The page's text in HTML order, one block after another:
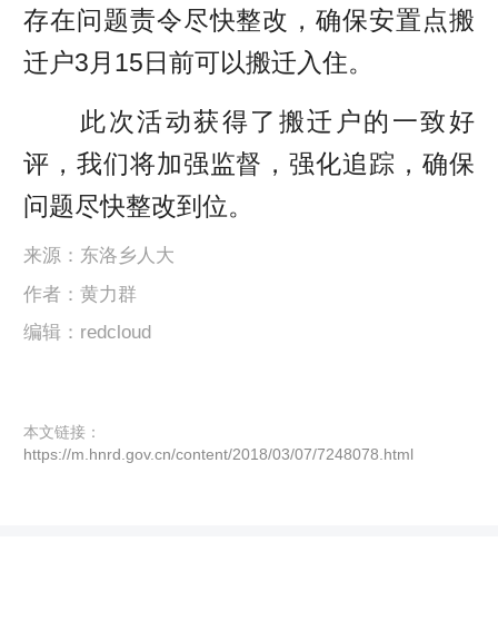
存在问题责令尽快整改，确保安置点搬
迁户3月15日前可以搬迁入住。
此次活动获得了搬迁户的一致好
评，我们将加强监督，强化追踪，确保
问题尽快整改到位。
来源：东洛乡人大
作者：黄力群
编辑：redcloud
本文链接：
https://m.hnrd.gov.cn/content/2018/03/07/7248078.html